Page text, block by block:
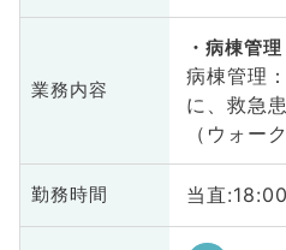
業務内容
病棟管理
病棟管理
に、救急
（ウォー
勤務時間 当直